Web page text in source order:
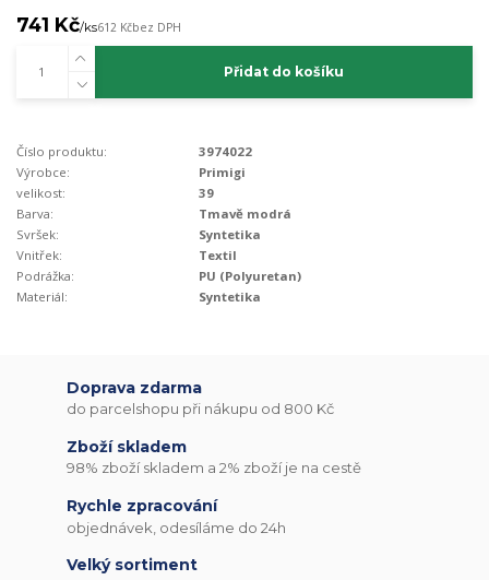
741 Kč/ks612 Kčbez DPH
Přidat do košíku
Číslo produktu:
3974022
Výrobce:
Primigi
velikost:
39
Barva:
Tmavě modrá
Svršek:
Syntetika
Vnitřek:
Textil
Podrážka:
PU (Polyuretan)
Materiál:
Syntetika
Doprava zdarma
do parcelshopu při nákupu od 800 Kč
Zboží skladem
98% zboží skladem a 2% zboží je na cestě
Rychle zpracování
objednávek, odesíláme do 24h
Velký sortiment